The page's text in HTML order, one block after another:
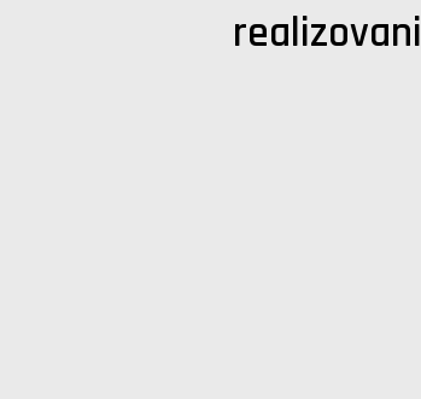
realizovani